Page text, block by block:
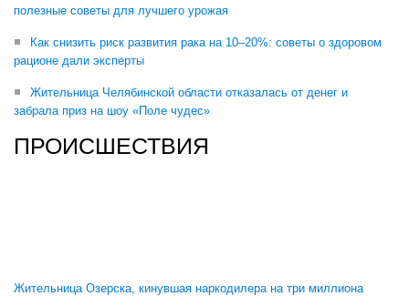
полезные советы для лучшего урожая
Как снизить риск развития рака на 10–20%: советы о здоровом
рационе дали эксперты
Жительница Челябинской области отказалась от денег и
забрала приз на шоу «Поле чудес»
ПРОИСШЕСТВИЯ
Жительница Озерска, кинувшая наркодилера на три миллиона